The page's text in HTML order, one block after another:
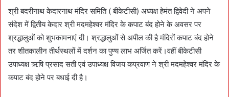
श्री बदरीनाथ केदारनाथ मंदिर समिति ( बीकेटीसी) अध्यक्ष हेमंत द्विवेदी ने अपने
संदेश में द्वितीय केदार श्री मदमहेश्वर मंदिर के कपाट बंद होने के अवसर पर
श्रद्धालुओं को शुभकामनाएं दी। श्रद्धालुओं से अपील की है मंदिरों कपाट बंद होने
तर शीतकालीन तीर्थस्थलों में दर्शन का पुण्य लाभ अर्जित करें।वहीं बीकेटीसी
उपाध्यक्ष ऋषि प्रसाद सती एवं उपाध्यक्ष विजय कप्रवाण ने श्री मदमहेश्वर मंदिर के
कपाट बंद होने पर बधाई दी है।